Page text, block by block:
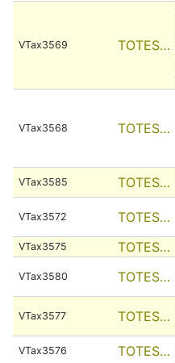
VTax3569 TOTES…
VTax3568 TOTES…
VTax3585 TOTES…
VTax3572 TOTES…
VTax3575 TOTES…
VTax3580 TOTES…
VTax3577 TOTES…
VTax3576 TOTES…